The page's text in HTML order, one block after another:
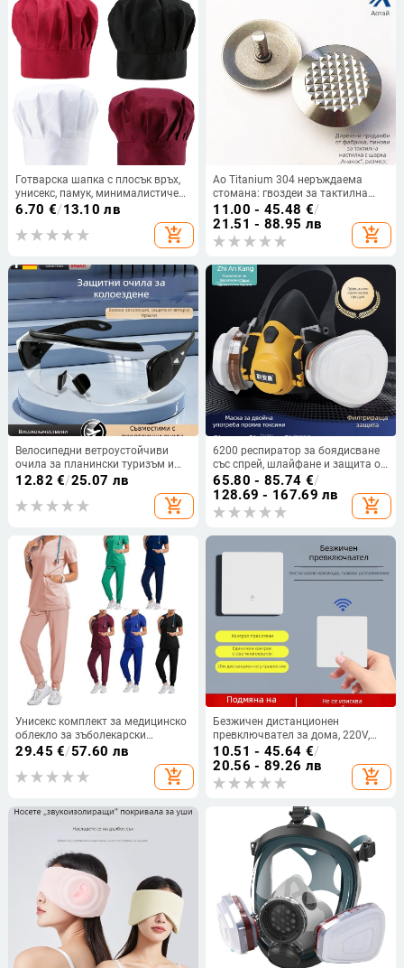
Готварска шапка с плосък връх,
унисекс, памук, минималистичен
стил, без козирка (Пролет 2024)
6.70 €/13.10 лв
add_shopping_cart
Ao Titanium 304 неръждаема
стомана: гвоздеи за тактилна
настилка, гаражи и достъпни
пешеходни маршрути
11.00 - 45.48 €/
21.51 - 88.95 лв
add_shopping_cart
Велосипедни ветроустойчиви
очила за планински туризъм и
ски, стилни, прахоустойчиви и
против замъгляване, подходящи
за носене с очила, унисекс
12.82 €/25.07 лв
add_shopping_cart
6200 респиратор за боядисване
със спрей, шлайфане и защита от
прах и химикали
65.80 - 85.74 €/
128.69 - 167.69 лв
add_shopping_cart
Унисекс комплект за медицинско
облекло за зъболекарски
кабинет: дишаща полиестер-
влагоотводящи свойства, къс
29.45 €/57.60 лв
add_shopping_cart
Безжичен дистанционен
превключвател за дома, 220V,
панел за осветление, без кабелно
свързване, едно- или двойно
управление
10.51 - 45.64 €/
20.56 - 89.26 лв
add_shopping_cart